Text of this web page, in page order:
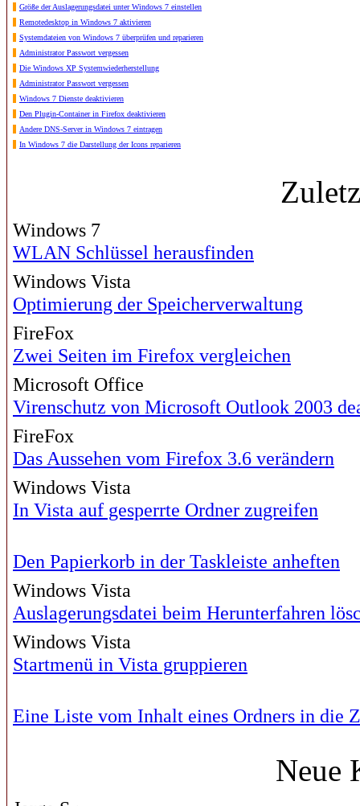
Größe der Auslagerungsdatei unter Windows 7 einstellen
Remotedesktop in Windows 7 aktivieren
Systemdateien von Windows 7 überprüfen und reparieren
Administrator Passwort vergessen
Die Windows XP Systemwiederherstellung
Administrator Passwort vergessen
Windows 7 Dienste deaktivieren
Den Plugin-Container in Firefox deaktivieren
Andere DNS-Server in Windows 7 eintragen
In Windows 7 die Darstellung der Icons reparieren
Windows 7
WLAN Schlüssel herausfinden
Windows Vista
Optimierung der Speicherverwaltung
FireFox
Zwei Seiten im Firefox vergleichen
Microsoft Office
Virenschutz von Microsoft Outlook 2003
FireFox
Das Aussehen vom Firefox 3.6 verändern
Windows Vista
In Vista auf gesperrte Ordner zugreifen
Den Papierkorb in der Taskleiste anheften
Windows Vista
Auslagerungsdatei beim Herunterfahren
Windows Vista
Startmenü in Vista gruppieren
Eine Liste vom Inhalt eines Ordners in die
Neue